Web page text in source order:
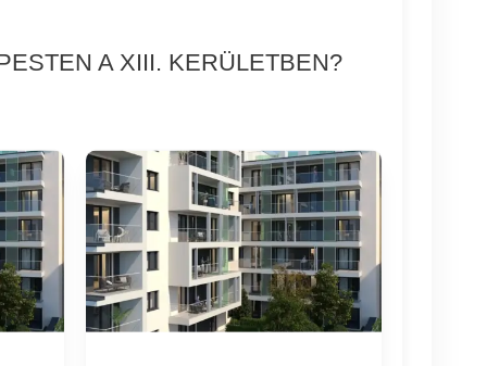
A XIII. KERÜLETBEN?